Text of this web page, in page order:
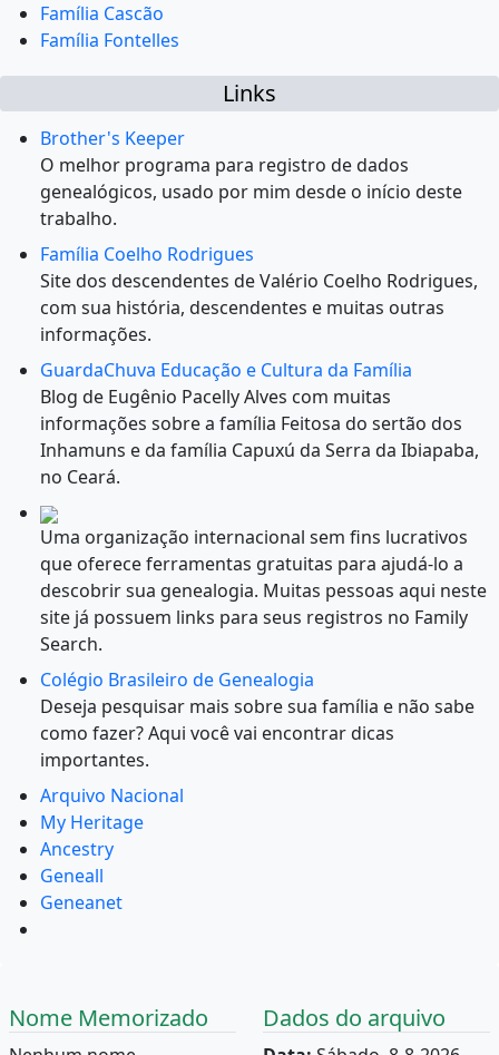
Família Cascão
Família Fontelles
Links
Brother's Keeper
O melhor programa para registro de dados
genealógicos, usado por mim desde o início deste
trabalho.
Família Coelho Rodrigues
Site dos descendentes de Valério Coelho Rodrigues,
com sua história, descendentes e muitas outras
informações.
GuardaChuva Educação e Cultura da Família
Blog de Eugênio Pacelly Alves com muitas
informações sobre a família Feitosa do sertão dos
Inhamuns e da família Capuxú da Serra da Ibiapaba,
no Ceará.
Uma organização internacional sem fins lucrativos
que oferece ferramentas gratuitas para ajudá-lo a
descobrir sua genealogia. Muitas pessoas aqui neste
site já possuem links para seus registros no Family
Search.
Colégio Brasileiro de Genealogia
Deseja pesquisar mais sobre sua família e não sabe
como fazer? Aqui você vai encontrar dicas
importantes.
Arquivo Nacional
My Heritage
Ancestry
Geneall
Geneanet
Nome Memorizado Dados do arquivo